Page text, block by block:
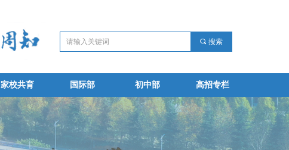
끠 搜索
家校共育
家校共育
国际部
国际部
初中部
初中部
高招专栏
高招专栏